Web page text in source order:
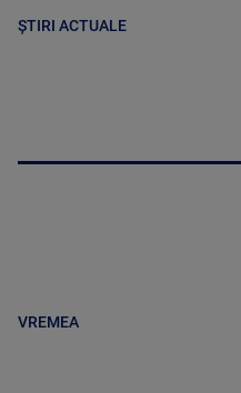
ȘTIRI ACTUALE
VREMEA